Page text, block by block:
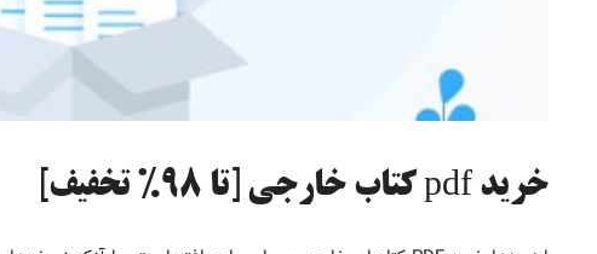
خرید pdf کتاب خارجی [تا 98% تخفیف]